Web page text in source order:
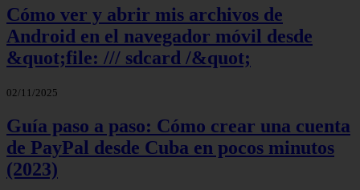
Cómo ver y abrir mis archivos de
Android en el navegador móvil desde
&quot;file: /// sdcard /&quot;
02/11/2025
Guía paso a paso: Cómo crear una cuenta
de PayPal desde Cuba en pocos minutos
(2023)